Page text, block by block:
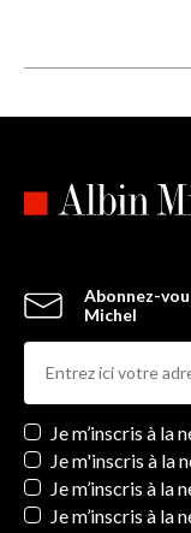
Abonnez-
Michel
Newsletters
Je m’inscris à
Je m'inscris à la
Je m’inscris à
Je m’inscris à la